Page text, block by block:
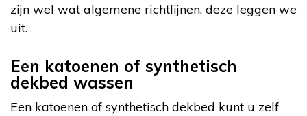
zijn wel wat algemene richtlijnen, deze leggen we
uit.
Een katoenen of synthetisch
dekbed wassen
Een katoenen of synthetisch dekbed kunt u zelf